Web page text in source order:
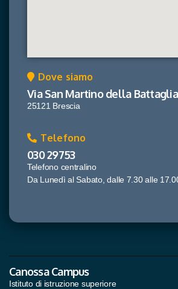
Dove siamo
Via San Martino della
25121 Brescia
Telefono
030 29753
Telefono centralino
Da Lunedì al Sabato, dalle 7.30 alle
Canossa Campus
Istituto di istruzione superiore